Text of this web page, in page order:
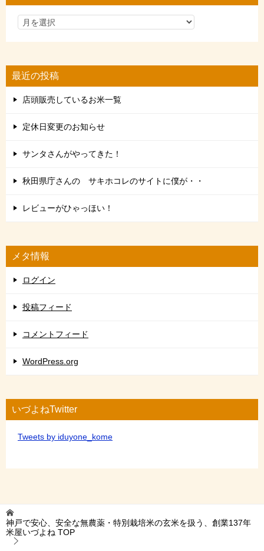
最近の投稿
店頭販売しているお米一覧
定休日変更のお知らせ
サンタさんがやってきた！
秋田県庁さんの サキホコレのサイトに僕が・・
レビューがひゃっほい！
メタ情報
ログイン
投稿フィード
コメントフィード
WordPress.org
いづよねTwitter
Tweets by iduyone_kome
神戸で安心、安全な無農薬・特別栽培米の玄米を扱う、創業137年
米屋いづよね TOP